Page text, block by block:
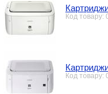
Код товару:
Код товару: